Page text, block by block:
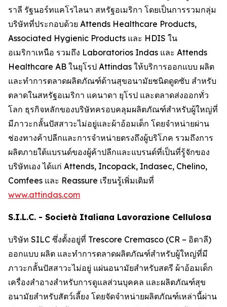
ราลี รัฐนอร์ทแคโรไลนา สหรัฐอเมริกา โดยเป็นการรวมกลุ่ม
บริษัทที่ประกอบด้วย Attends Healthcare Products,
Associated Hygienic Products และ HDIS ใน
อเมริกาเหนือ รวมถึง Laboratorios Indas และ Attends
Healthcare AB ในยุโรป Attindas ให้บริการออกแบบ ผลิต
และทำการตลาดผลิตภัณฑ์ด้านสุขอนามัยชนิดดูดซับ สำหรับ
ตลาดในสหรัฐอเมริกา แคนาดา ยุโรป และตลาดส่งออกทั่ว
โลก ธุรกิจหลักของบริษัทครอบคลุมผลิตภัณฑ์สำหรับผู้ใหญ่ที่
มีภาวะกลั้นปัสสาวะไม่อยู่และผ้าอ้อมเด็ก โดยจำหน่ายผ่าน
ช่องทางค้าปลีกและการจำหน่ายตรงถึงผู้บริโภค รวมถึงการ
ผลิตภายใต้แบรนด์ของผู้ค้าปลีกและแบรนด์ที่เป็นที่รู้จักของ
บริษัทเอง ได้แก่ Attends, Incopack, Indasec, Chelino,
Comfees และ Reassure เรียนรู้เพิ่มเติมที่
www.attindas.com
S.I.L.C. - Società Italiana Lavorazione Cellulosa
บริษัท SILC ซึ่งตั้งอยู่ที่ Trescore Cremasco (CR – อิตาลี)
ออกแบบ ผลิต และทำการตลาดผลิตภัณฑ์สำหรับผู้ใหญ่ที่มี
ภาวะกลั้นปัสสาวะไม่อยู่ แผ่นอนามัยสำหรับสตรี ผ้าอ้อมเด็ก
เครื่องสำอางสำหรับการดูแลส่วนบุคคล และผลิตภัณฑ์สุข
อนามัยสำหรับสัตว์เลี้ยง โดยจัดจำหน่ายผลิตภัณฑ์เหล่านี้ผ่าน